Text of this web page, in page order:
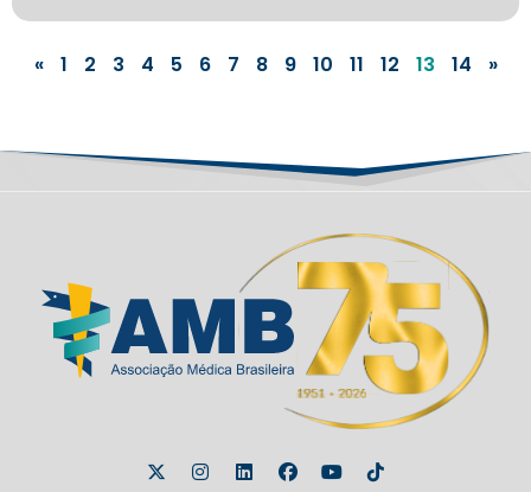
« 1 2 3 4 5 6 7 8 9 10 11 12 13 14 »